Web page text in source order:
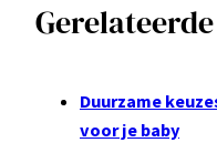
Duurzame
voor je baby